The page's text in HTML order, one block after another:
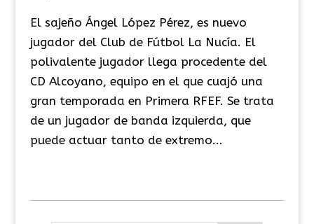
El sajeño Ángel López Pérez, es nuevo
jugador del Club de Fútbol La Nucía. El
polivalente jugador llega procedente del
CD Alcoyano, equipo en el que cuajó una
gran temporada en Primera RFEF. Se trata
de un jugador de banda izquierda, que
puede actuar tanto de extremo...